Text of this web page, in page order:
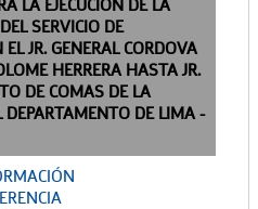
LA EJECUCIÓN DE LA
SERVICIO DE
JR. GENERAL CORDOVA
HERRERA HASTA JR.
DE COMAS DE LA
DEPARTAMENTO DE LIMA -